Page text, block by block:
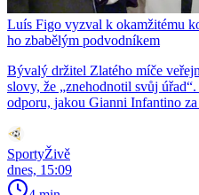
Luís Figo vyzval k okamžitému
ho zbabělým podvodníkem
Bývalý držitel Zlatého míče
slovy, že „znehodnotil svůj
odporu, jakou Gianni Infantino
SportyŽivě
dnes, 15:09